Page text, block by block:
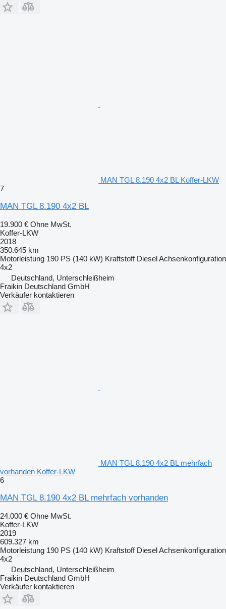
MAN TGL 8.190 4x2 BL Koffer-LKW
7
MAN TGL 8.190 4x2 BL
19.900 € Ohne MwSt.
Koffer-LKW
2018
350.645 km
Motorleistung 190 PS (140 kW) Kraftstoff DieselAchsenkonfiguration
4x2
Deutschland, Unterschleißheim
Fraikin Deutschland GmbH
Verkäufer kontaktieren
MAN TGL 8.190 4x2 BL mehrfach
vorhanden Koffer-LKW
6
MAN TGL 8.190 4x2 BL mehrfach vorhanden
24.000 € Ohne MwSt.
Koffer-LKW
2019
609.327 km
Motorleistung 190 PS (140 kW) Kraftstoff DieselAchsenkonfiguration
4x2
Deutschland, Unterschleißheim
Fraikin Deutschland GmbH
Verkäufer kontaktieren